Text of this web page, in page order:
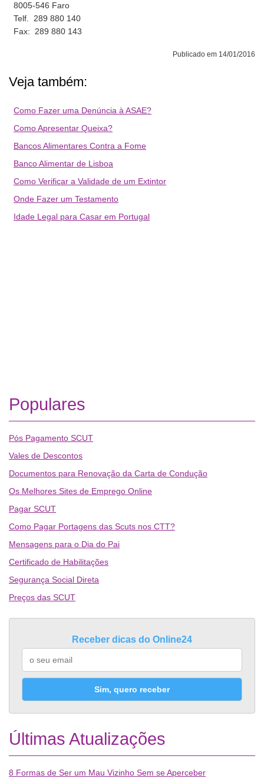
8005-546 Faro
Telf. 289 880 140
Fax: 289 880 143
Publicado em 14/01/2016
Veja também:
Como Fazer uma Denúncia à ASAE?
Como Apresentar Queixa?
Bancos Alimentares Contra a Fome
Banco Alimentar de Lisboa
Como Verificar a Validade de um Extintor
Onde Fazer um Testamento
Idade Legal para Casar em Portugal
Populares
Pós Pagamento SCUT
Vales de Descontos
Documentos para Renovação da Carta de Condução
Os Melhores Sites de Emprego Online
Pagar SCUT
Como Pagar Portagens das Scuts nos CTT?
Mensagens para o Dia do Pai
Certificado de Habilitações
Segurança Social Direta
Preços das SCUT
Receber dicas do Online24
Sim, quero receber
Últimas Atualizações
8 Formas de Ser um Mau Vizinho Sem se Aperceber